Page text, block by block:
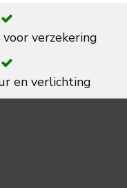
verzekering
en verlichting